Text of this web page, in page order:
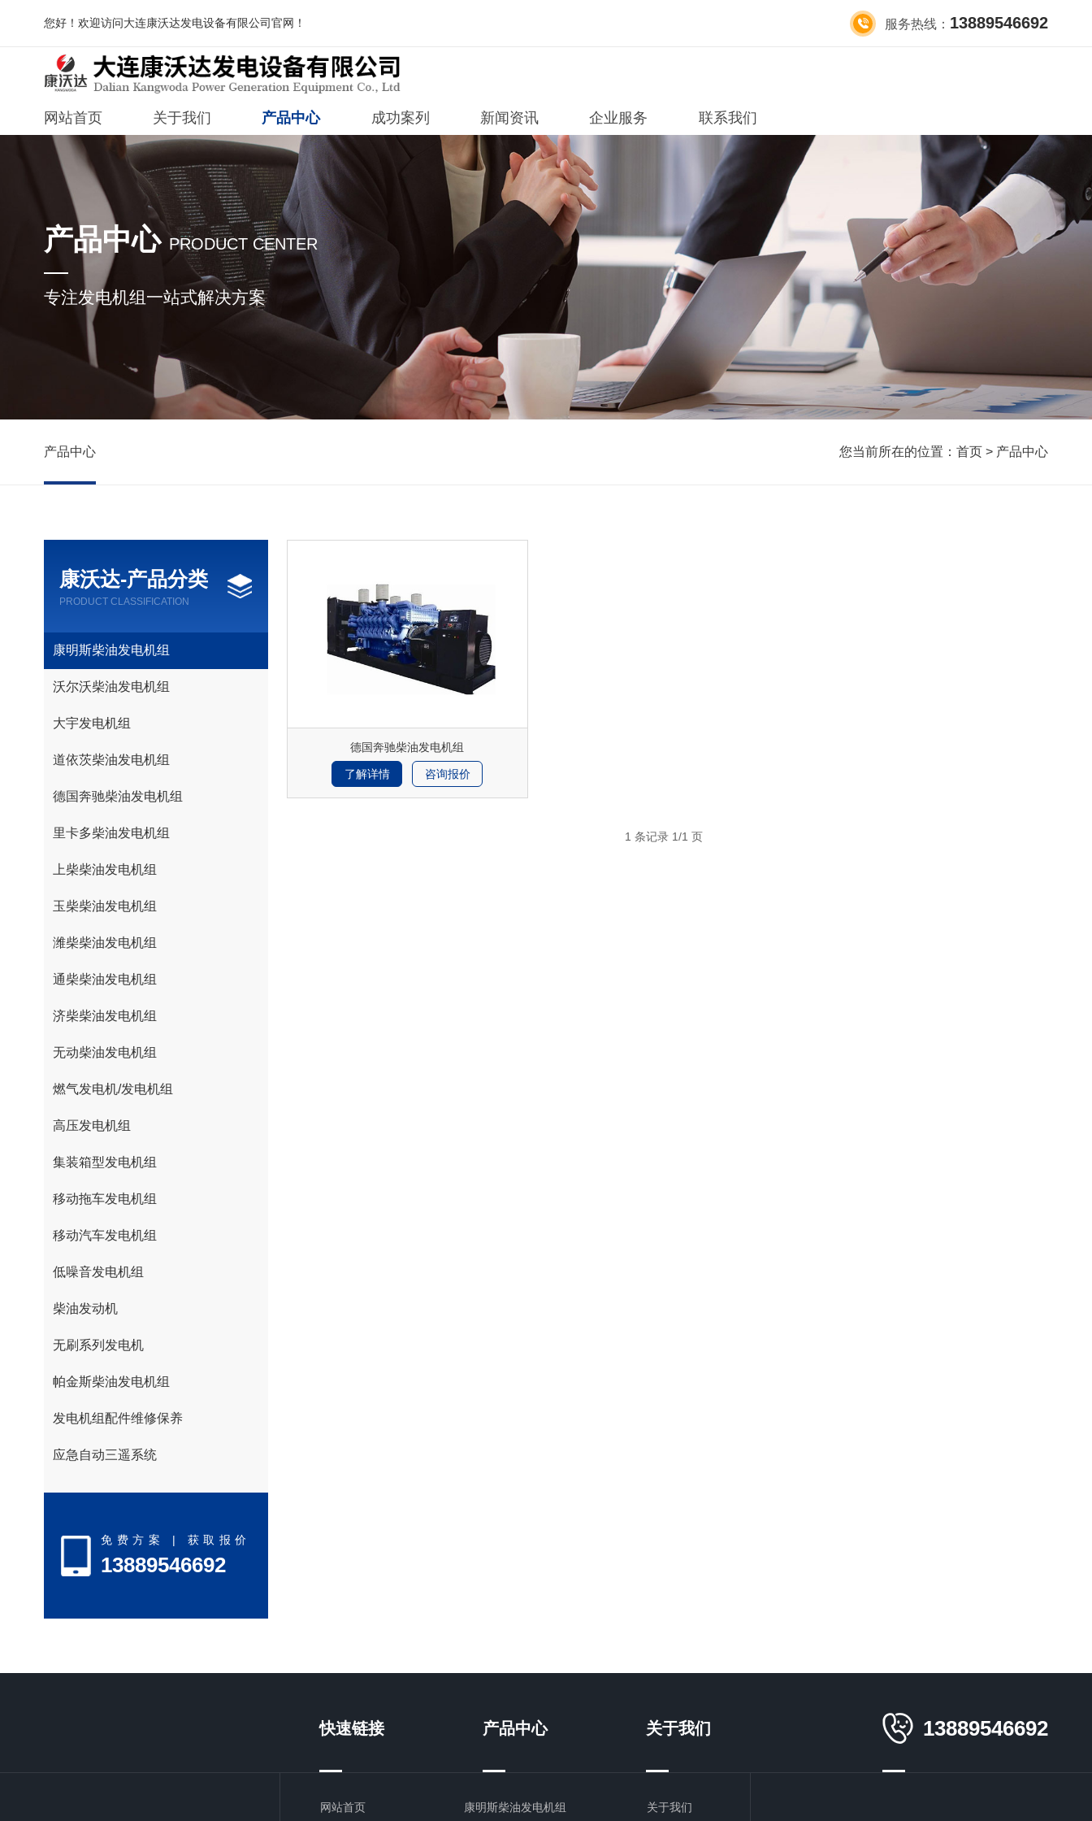
您好！欢迎访问大连康沃达发电设备有限公司官网！ 服务热线： 13889546692
网站首页 关于我们 产品中心 成功案列 新闻资讯 企业服务 联系我们
产品中心PRODUCT CENTER
专注发电机组一站式解决方案
产品中心 您当前所在的位置：首页 > 产品中心
康沃达-产品分类
PRODUCT CLASSIFICATION
康明斯柴油发电机组
沃尔沃柴油发电机组
大宇发电机组
道依茨柴油发电机组
德国奔驰柴油发电机组
里卡多柴油发电机组
上柴柴油发电机组
玉柴柴油发电机组
潍柴柴油发电机组
通柴柴油发电机组
济柴柴油发电机组
无动柴油发电机组
燃气发电机/发电机组
高压发电机组
集装箱型发电机组
移动拖车发电机组
移动汽车发电机组
低噪音发电机组
柴油发动机
无刷系列发电机
帕金斯柴油发电机组
发电机组配件维修保养
应急自动三遥系统
免费方案 | 获取报价
13889546692
德国奔驰柴油发电机组
了解详情 咨询报价
1 条记录 1/1 页
快速链接 产品中心 关于我们 13889546692
网站首页 康明斯柴油发电机组 关于我们